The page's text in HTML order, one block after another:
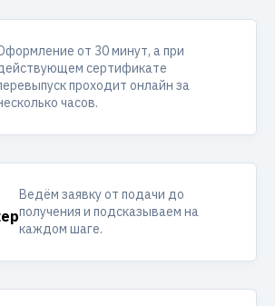
от 30 минут, а при
сертификате
проходит онлайн за
часов.
Ведём заявку от подачи до
получения и подсказываем на
каждом шаге.